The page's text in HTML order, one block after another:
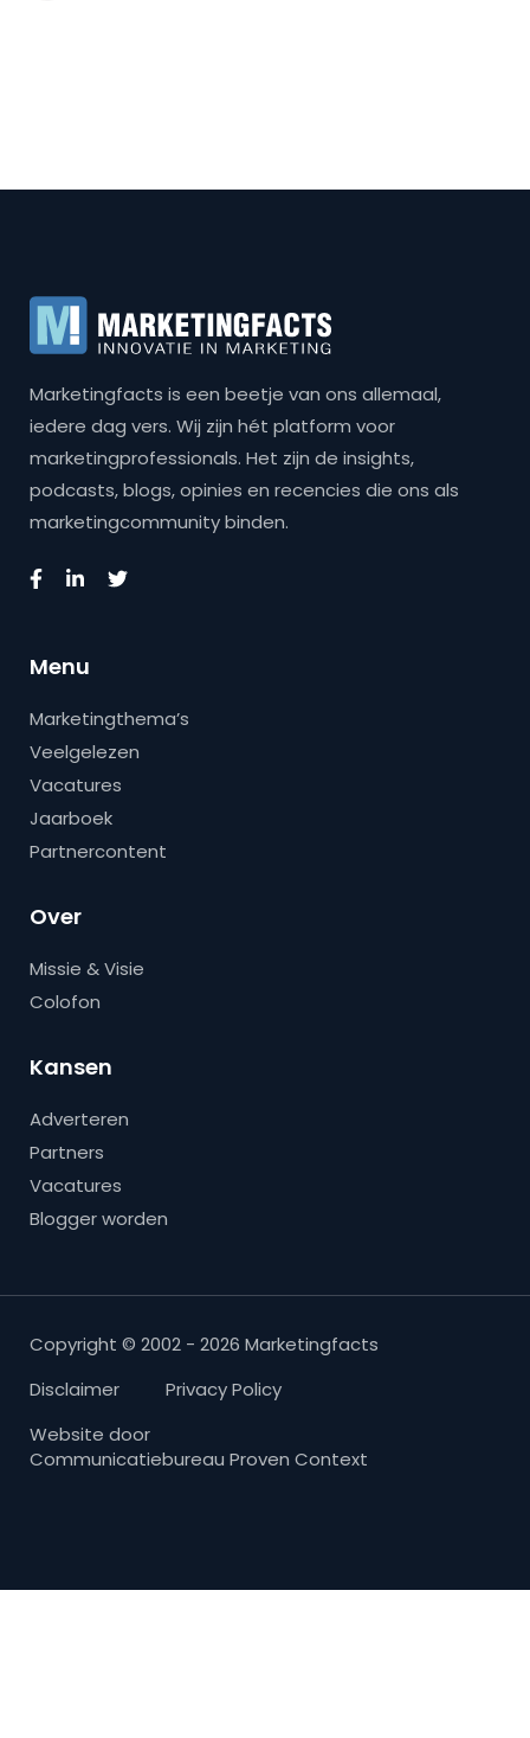
Marketingfacts is een beetje van ons allemaal,
iedere dag vers. Wij zijn hét platform voor
marketingprofessionals. Het zijn de insights,
podcasts, blogs, opinies en recencies die ons als
marketingcommunity binden.
Menu
Marketingthema’s
Veelgelezen
Vacatures
Jaarboek
Partnercontent
Over
Missie & Visie
Colofon
Kansen
Adverteren
Partners
Vacatures
Blogger worden
Copyright © 2002 - 2026 Marketingfacts
Disclaimer
Privacy Policy
Website door
Communicatiebureau Proven Context